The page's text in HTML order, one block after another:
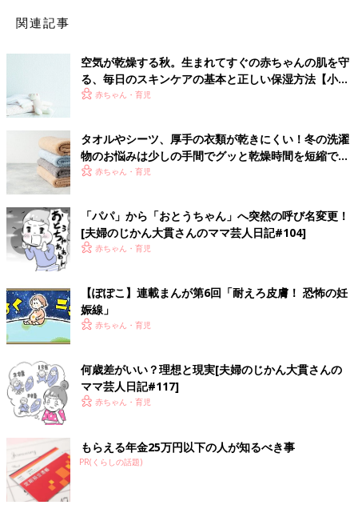
関連記事
空気が乾燥する秋。生まれてすぐの赤ちゃんの肌を守
る、毎日のスキンケアの基本と正しい保湿方法【小児
皮膚科医監修】
赤ちゃん・育児
タオルやシーツ、厚手の衣類が乾きにくい！冬の洗濯
物のお悩みは少しの手間でグッと乾燥時間を短縮でき
る！赤ちゃん・育児
「パパ」から「おとうちゃん」へ突然の呼び名変更！
[夫婦のじかん大貫さんのママ芸人日記#104]
赤ちゃん・育児
【ぽぽこ】連載まんが第6回「耐えろ皮膚！ 恐怖の妊
娠線」
赤ちゃん・育児
何歳差がいい？理想と現実[夫婦のじかん大貫さんの
ママ芸人日記#117]
赤ちゃん・育児
もらえる年金25万円以下の人が知るべき事
PR(くらしの話題)